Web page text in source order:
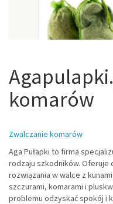
komarów
Zwalczanie komarów
Aga Pułapki to firma
rodzaju szkodników. Oferuje
rozwiązania w walce z
szczurami, komarami i
problemu odzyskać spokój i